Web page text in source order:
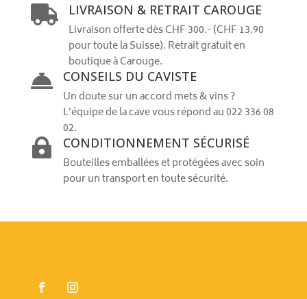
 LIVRAISON & RETRAIT CAROUGE
Livraison offerte dès CHF 300.- (CHF 13.90
pour toute la Suisse). Retrait gratuit en
boutique à Carouge.
 CONSEILS DU CAVISTE
Un doute sur un accord mets & vins ?
L'équipe de la cave vous répond au 022 336 08
02.
 CONDITIONNEMENT SÉCURISÉ
Bouteilles emballées et protégées avec soin
pour un transport en toute sécurité.